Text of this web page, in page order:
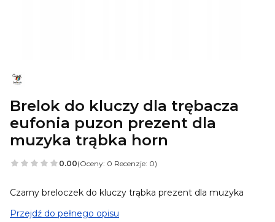
Brelok do kluczy dla trębacza
eufonia puzon prezent dla
muzyka trąbka horn
0.00(Oceny: 0 Recenzje: 0)
Czarny breloczek do kluczy trąbka prezent dla muzyka
Przejdź do pełnego opisu